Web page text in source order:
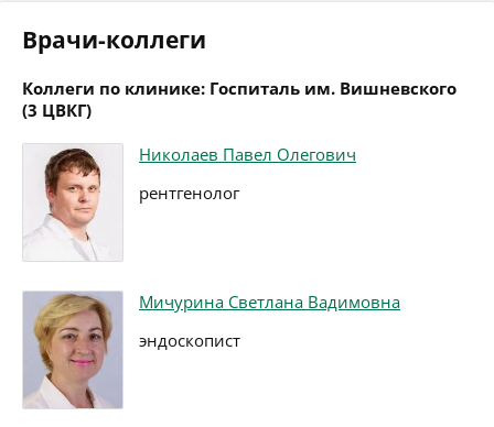
Врачи-коллеги
Коллеги по клинике: Госпиталь им. Вишневского
(3 ЦВКГ)
Николаев Павел Олегович
рентгенолог
Мичурина Светлана Вадимовна
эндоскопист